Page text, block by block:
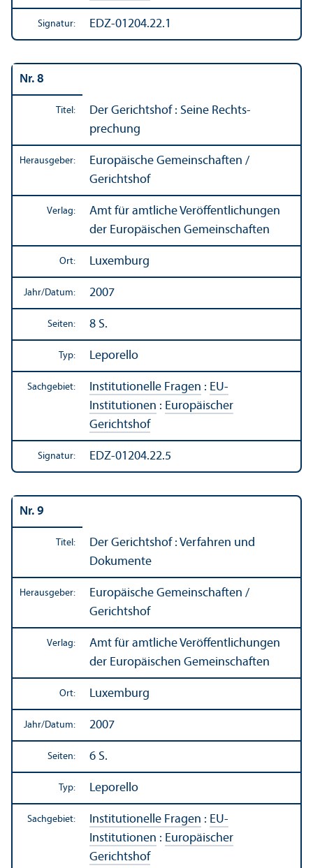
Signatur: EDZ-01204.22.1
Nr. 8
Titel:
Der Gerichtshof : Seine Rechts­
prechung
Herausgeber:
Europäische Gemeinschaften /
Gerichtshof
Verlag:
Amt für amtliche Veröffentlichungen
der Europäischen Gemeinschaften
Ort: Luxemburg
Jahr/Datum: 2007
Seiten: 8 S.
Typ: Leporello
Sachgebiet: Institutionelle Fragen : EU-
Institutionen : Europäischer
Gerichtshof
Signatur: EDZ-01204.22.5
Nr. 9
Titel:
Der Gerichtshof : Verfahren und
Dokumente
Herausgeber:
Europäische Gemeinschaften /
Gerichtshof
Verlag:
Amt für amtliche Veröffentlichungen
der Europäischen Gemeinschaften
Ort: Luxemburg
Jahr/Datum: 2007
Seiten: 6 S.
Typ: Leporello
Sachgebiet: Institutionelle Fragen : EU-
Institutionen : Europäischer
Gerichtshof